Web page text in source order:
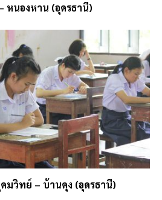
หนองหาน (อุดรธานี)
มวิทย์ – บ้านดุง (อุดรธานี)